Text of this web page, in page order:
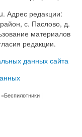
Адрес редакции:
с. Паслово, д.
материалов
редакции.
данных сайта
|